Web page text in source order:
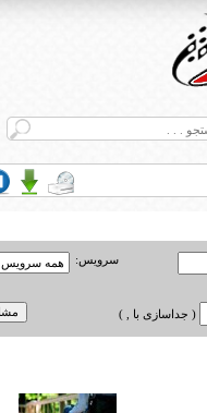
سرویس:
( جداسازی با , )